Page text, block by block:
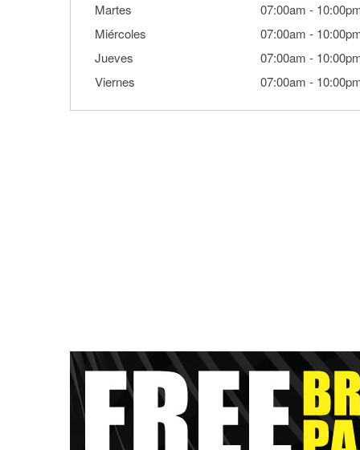
Martes
07:00am -
Miércoles
07:00am -
Jueves
07:00am -
Viernes
07:00am -